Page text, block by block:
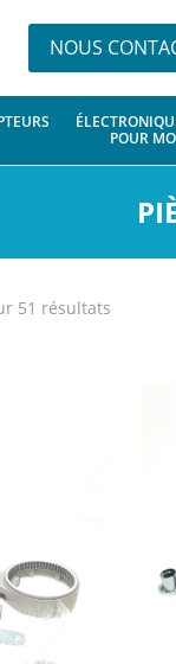
NOUS
POUR
51 résultats